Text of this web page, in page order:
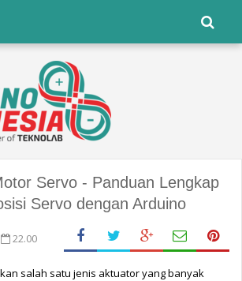
Servo - Panduan Lengkap
Servo dengan Arduino
22.00
salah satu jenis aktuator yang banyak